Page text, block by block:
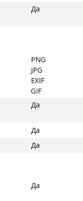
Да
PNG
JPG
EXIF
GIF
Да
Да
Да
Да